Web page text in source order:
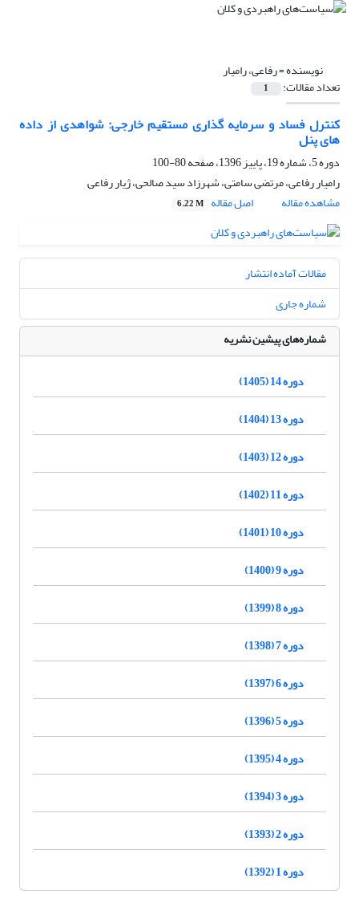
نویسنده =رفاعی، رامیار
تعداد مقالات: 1
کنترل فساد و سرمایه گذاری مستقیم خارجی: شواهدی از داده
های پنل
دوره 5، شماره 19، پاییز 1396، صفحه
80-100
رامیار رفاعی، مرتضی سامتی، شهرزاد سید صالحی، ژیار رفاعی
مشاهده مقاله
اصل مقاله 6.22 M
مقالات آماده انتشار
شماره جاری
شماره‌های پیشین نشریه
دوره 14 (1405)
دوره 13 (1404)
دوره 12 (1403)
دوره 11 (1402)
دوره 10 (1401)
دوره 9 (1400)
دوره 8 (1399)
دوره 7 (1398)
دوره 6 (1397)
دوره 5 (1396)
دوره 4 (1395)
دوره 3 (1394)
دوره 2 (1393)
دوره 1 (1392)